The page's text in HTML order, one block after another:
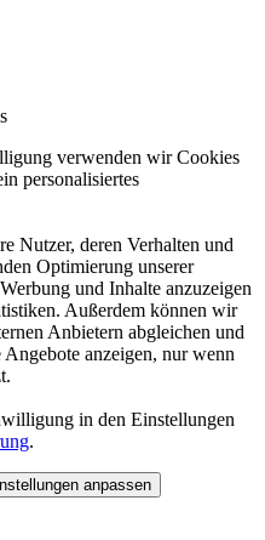
verwenden wir Cookies
personalisiertes
Nutzer, deren Verhalten und
Optimierung unserer
und Inhalte anzuzeigen
Außerdem können wir
Anbietern abgleichen und
anzeigen, nur wenn
in den Einstellungen
.
anpassen